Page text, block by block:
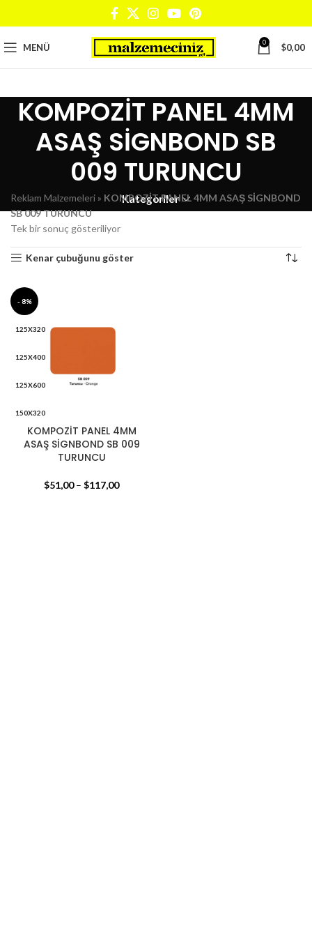
MENÜ 0 $0,00
KOMPOZİT PANEL 4MM
ASAŞ SİGNBOND SB
009 TURUNCU
Kategoriler
Reklam Malzemeleri » KOMPOZİT PANEL 4MM ASAŞ SİGNBOND
SB 009 TURUNCU
Tek bir sonuç gösteriliyor
Kenar çubuğunu göster
- 8%
125X320
125X400
125X600
150X320
150X400
KOMPOZİT PANEL 4MM
ASAŞ SİGNBOND SB 009
TURUNCU
$51,00 – $117,00